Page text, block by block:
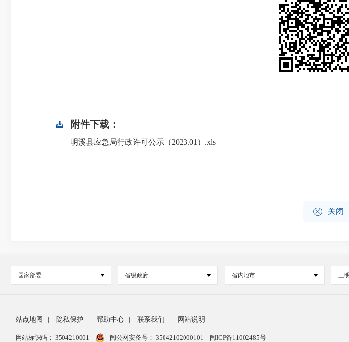
附件下载：
明溪县应急局行政许可公示（2023.01）.xls
 关闭
国家部委 省级政府 省内地市 三
站点地图 隐私保护 帮助中心 联系我们 网站说明
网站标识码： 3504210001 闽公网安备号： 35042102000101 闽ICP备11002485号